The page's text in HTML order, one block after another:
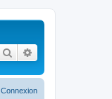
Rechercher
Connexion